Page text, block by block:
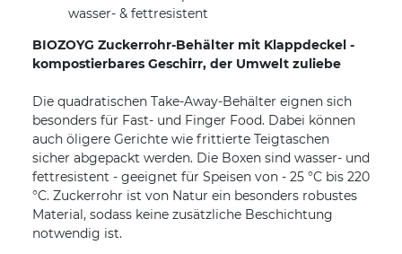
wasser- & fettresistent
BIOZOYG Zuckerrohr-Behälter mit Klappdeckel -
kompostierbares Geschirr, der Umwelt zuliebe
Die quadratischen Take-Away-Behälter eignen sich
besonders für Fast- und Finger Food. Dabei können
auch öligere Gerichte wie frittierte Teigtaschen
sicher abgepackt werden. Die Boxen sind wasser- und
fettresistent - geeignet für Speisen von - 25 °C bis 220
°C. Zuckerrohr ist von Natur ein besonders robustes
Material, sodass keine zusätzliche Beschichtung
notwendig ist.